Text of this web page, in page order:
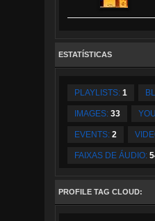
ESTATÍSTICAS
PLAYLISTS: 1
IMAGES: 33
EVENTS: 2
FAIXAS DE ÁUDIO:
PROFILE TAG CLOUD: